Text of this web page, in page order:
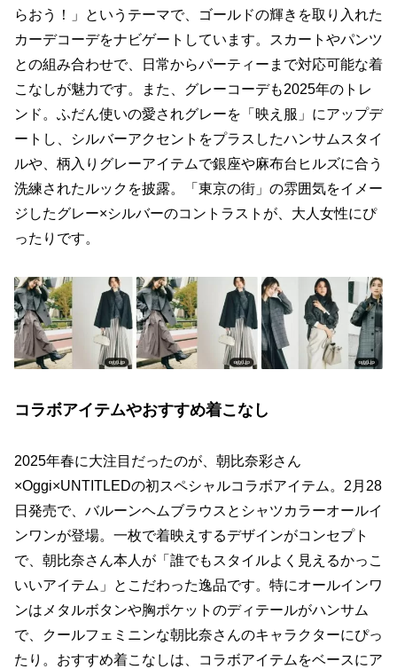
らおう！」というテーマで、ゴールドの輝きを取り入れた
カーデコーデをナビゲートしています。スカートやパンツ
との組み合わせで、日常からパーティーまで対応可能な着
こなしが魅力です。また、グレーコーデも2025年のトレ
ンド。ふだん使いの愛されグレーを「映え服」にアップデ
ートし、シルバーアクセントをプラスしたハンサムスタイ
ルや、柄入りグレーアイテムで銀座や麻布台ヒルズに合う
洗練されたルックを披露。「東京の街」の雰囲気をイメー
ジしたグレー×シルバーのコントラストが、大人女性にぴ
ったりです。
コラボアイテムやおすすめ着こなし
2025年春に大注目だったのが、朝比奈彩さん
×Oggi×UNTITLEDの初スペシャルコラボアイテム。2月28
日発売で、バルーンヘムブラウスとシャツカラーオールイ
ンワンが登場。一枚で着映えするデザインがコンセプト
で、朝比奈さん本人が「誰でもスタイルよく見えるかっこ
いいアイテム」とこだわった逸品です。特にオールインワ
ンはメタルボタンや胸ポケットのディテールがハンサム
で、クールフェミニンな朝比奈さんのキャラクターにぴっ
たり。おすすめ着こなしは、コラボアイテムをベースにア